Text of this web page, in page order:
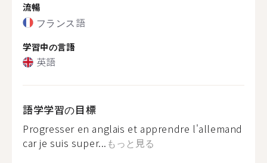
流暢
フランス語
学習中の言語
英語
語学学習の目標
Progresser en anglais et apprendre l'allemand
car je suis super... もっと見る